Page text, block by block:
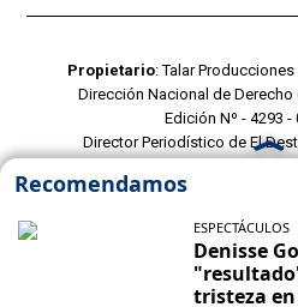
Propietario: Talar Producciones
Dirección Nacional de Derecho
Edición Nº - 4293
Director Periodístico de El
POLITICAS DE
CONTACTO
CONTACTO